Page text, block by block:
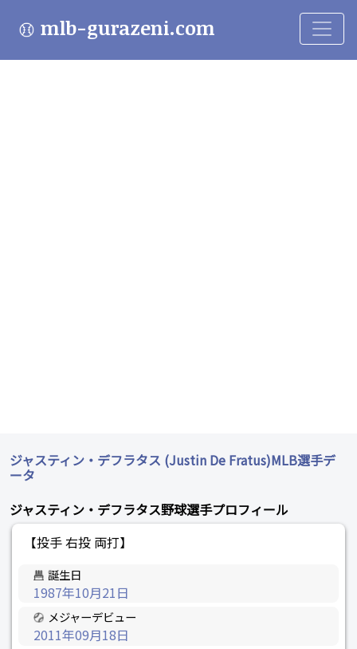
mlb-gurazeni.com
ジャスティン・デフラタス (Justin De Fratus)MLB選手デ
ータ
ジャスティン・デフラタス野球選手プロフィール
【投手 右投 両打】
誕生日
1987年10月21日
メジャーデビュー
2011年09月18日